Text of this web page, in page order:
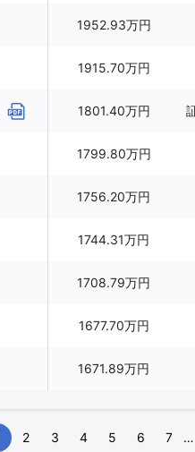
1952.93万円
1915.70万円
1801.40万円
1799.80万円
1756.20万円
1744.31万円
1708.79万円
1677.70万円
1671.89万円
2 3 4 5 6 7 …